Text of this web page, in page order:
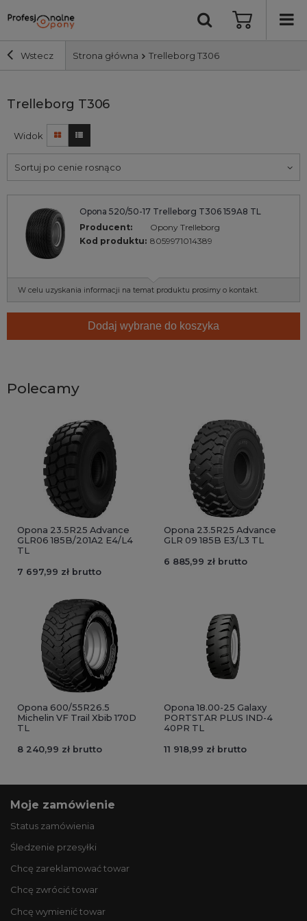
Wstecz Strona główna Trelleborg T306
Szerokość i profil
Średnica
Producent
Bieżnik
Nośność
Wyszukaj
Trelleborg T306
Widok
Sortuj po cenie rosnąco
Opona 520/50-17 Trelleborg T306 159A8 TL
Producent:
Opony Trelleborg
Kod produktu: 8059971014389
W celu uzyskania informacji na temat produktu prosimy o kontakt.
Dodaj wybrane do koszyka
Polecamy
Opona 23.5R25 Advance
GLR06 185B/201A2 E4/L4
TL
7 697,99 zł brutto
Opona 23.5R25 Advance
GLR 09 185B E3/L3 TL
6 885,99 zł brutto
Opona 600/55R26.5
Michelin VF Trail Xbib 170D
TL
8 240,99 zł brutto
Opona 18.00-25 Galaxy
PORTSTAR PLUS IND-4
40PR TL
11 918,99 zł brutto
Moje zamówienie
Status zamówienia
Śledzenie przesyłki
Chcę zareklamować towar
Chcę zwrócić towar
Chcę wymienić towar